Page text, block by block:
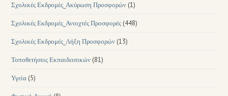
Σχολικές Εκδρομές_Ακύρωση Προσφορών (1)
Σχολικές Εκδρομές_Ανοιχτές Προσφορές (448)
Σχολικές Εκδρομές_Λήξη Προσφορών (13)
Τοποθετήσεις Εκπαιδευτικών (81)
Υγεία (5)